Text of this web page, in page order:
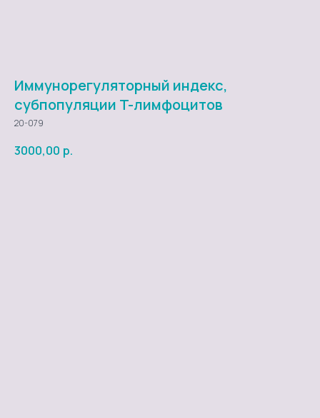
Иммунорегуляторный индекс,
субпопуляции T-лимфоцитов
20-079
3000,00 р.